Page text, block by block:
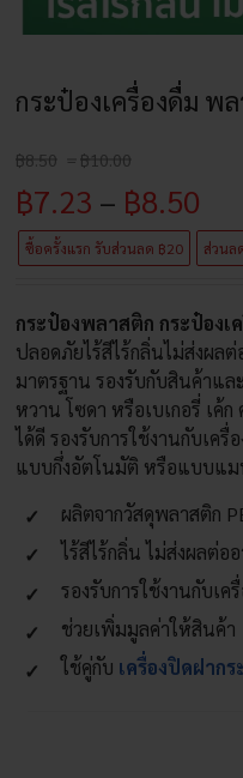
กระป๋องเครื่องดื่ม พ
฿8.50 – ฿10.00
฿8.50
through
฿10.00
฿7.23 – ฿8.50
฿
ซื้อครั้งแรก รับส่วนลด ฿20 ส่วนล
กระป๋องพลาสติก กระป๋องเ
ปลอดภัยไร้สีไร้กลิ่นไม่ส่งผล
มาตรฐาน รองรับกับสินค้าแ
หวาน โซดา หรือเบเกอรี่ เค้
ได้ดี รองรับการใช้งานกับเค
แบบกึ่งอัตโนมัติ หรือแบบแม
ผลิตจากวัสดุพลาสติก
ไร้สีไร้กลิ่น ไม่ส่งผลต่อ
รองรับการใช้งานกับเค
ช่วยเพิ่มมูลค่าให้สินค้า
ใช้คู่กับ เครื่องปิดฝากร